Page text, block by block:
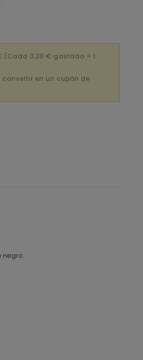
(Cada 0,20 € gastado = 1
en un cupón de
negro.